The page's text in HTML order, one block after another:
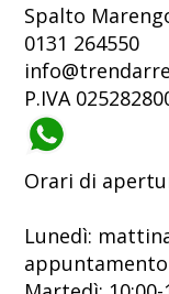
Spalto
0131 264550
P.IVA
Orari di
Lunedì:
appuntamento